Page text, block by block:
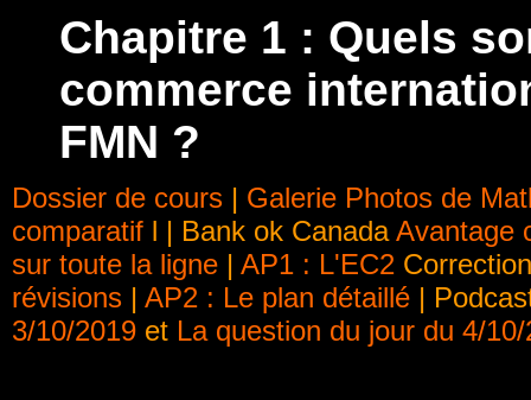
Chapitre 1 : Quels
commerce
FMN ?
Dossier de cours | Galerie Photos de
comparatif l | Bank ok CanadaAvantage
sur toute la ligne | AP1 : L'EC2
révisions | AP2 : Le plan détaillé |
3/10/2019 et La question du jour du 4/